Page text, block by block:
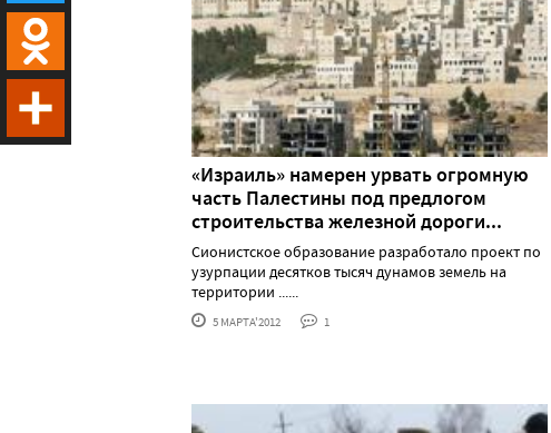
«Израиль» намерен урвать огромную
часть Палестины под предлогом
строительства железной дороги...
Сионистское образование разработало проект по
узурпации десятков тысяч дунамов земель на
территории ......
5 МАРТА'2012 1
Twitter
Odnoklassniki